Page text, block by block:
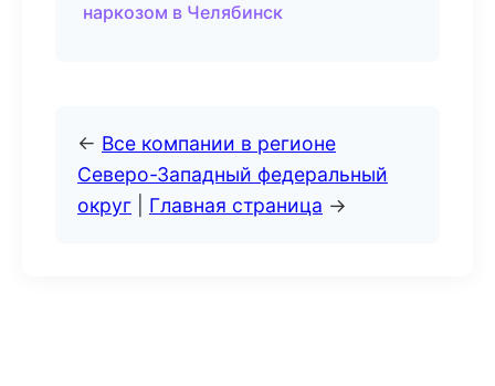
наркозом в Челябинск
← Все компании в регионе
Северо-Западный федеральный
округ
Главная страница →